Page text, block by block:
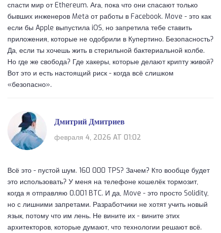
спасти мир от Ethereum. Ага, пока что они спасают только
бывших инженеров Meta от работы в Facebook. Move - это как
если бы Apple выпустила iOS, но запретила тебе ставить
приложения, которые не одобрили в Купертино. Безопасность?
Да, если ты хочешь жить в стерильной бактериальной колбе.
Но где же свобода? Где хакеры, которые делают крипту живой?
Вот это и есть настоящий риск - когда всё слишком
«безопасно».
Дмитрий Дмитриев
февраля 4, 2026 AT 01:02
Всё это - пустой шум. 160 000 TPS? Зачем? Кто вообще будет
это использовать? У меня на телефоне кошелёк тормозит,
когда я отправляю 0.001 BTC. И да, Move - это просто Solidity,
но с лишними запретами. Разработчики не хотят учить новый
язык, потому что им лень. Не вините их - вините этих
архитекторов, которые думают, что технологии решают всё.